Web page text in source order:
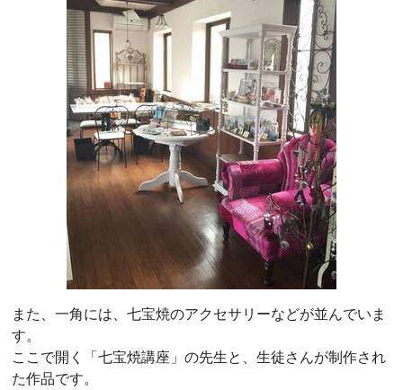
また、一角には、七宝焼のアクセサリーなどが並んでいま
す。
ここで開く「七宝焼講座」の先生と、生徒さんが制作され
た作品です。